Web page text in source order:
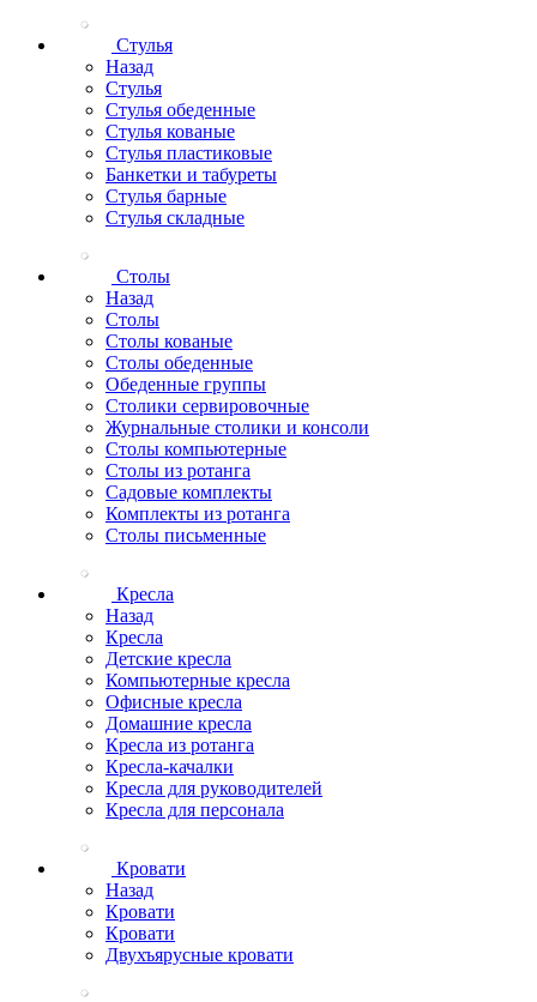
Стулья
Назад
Стулья
Стулья обеденные
Стулья кованые
Стулья пластиковые
Банкетки и табуреты
Стулья барные
Стулья складные
Столы
Назад
Столы
Столы кованые
Столы обеденные
Обеденные группы
Столики сервировочные
Журнальные столики и консоли
Столы компьютерные
Столы из ротанга
Садовые комплекты
Комплекты из ротанга
Столы письменные
Кресла
Назад
Кресла
Детские кресла
Компьютерные кресла
Офисные кресла
Домашние кресла
Кресла из ротанга
Кресла-качалки
Кресла для руководителей
Кресла для персонала
Кровати
Назад
Кровати
Кровати
Двухъярусные кровати